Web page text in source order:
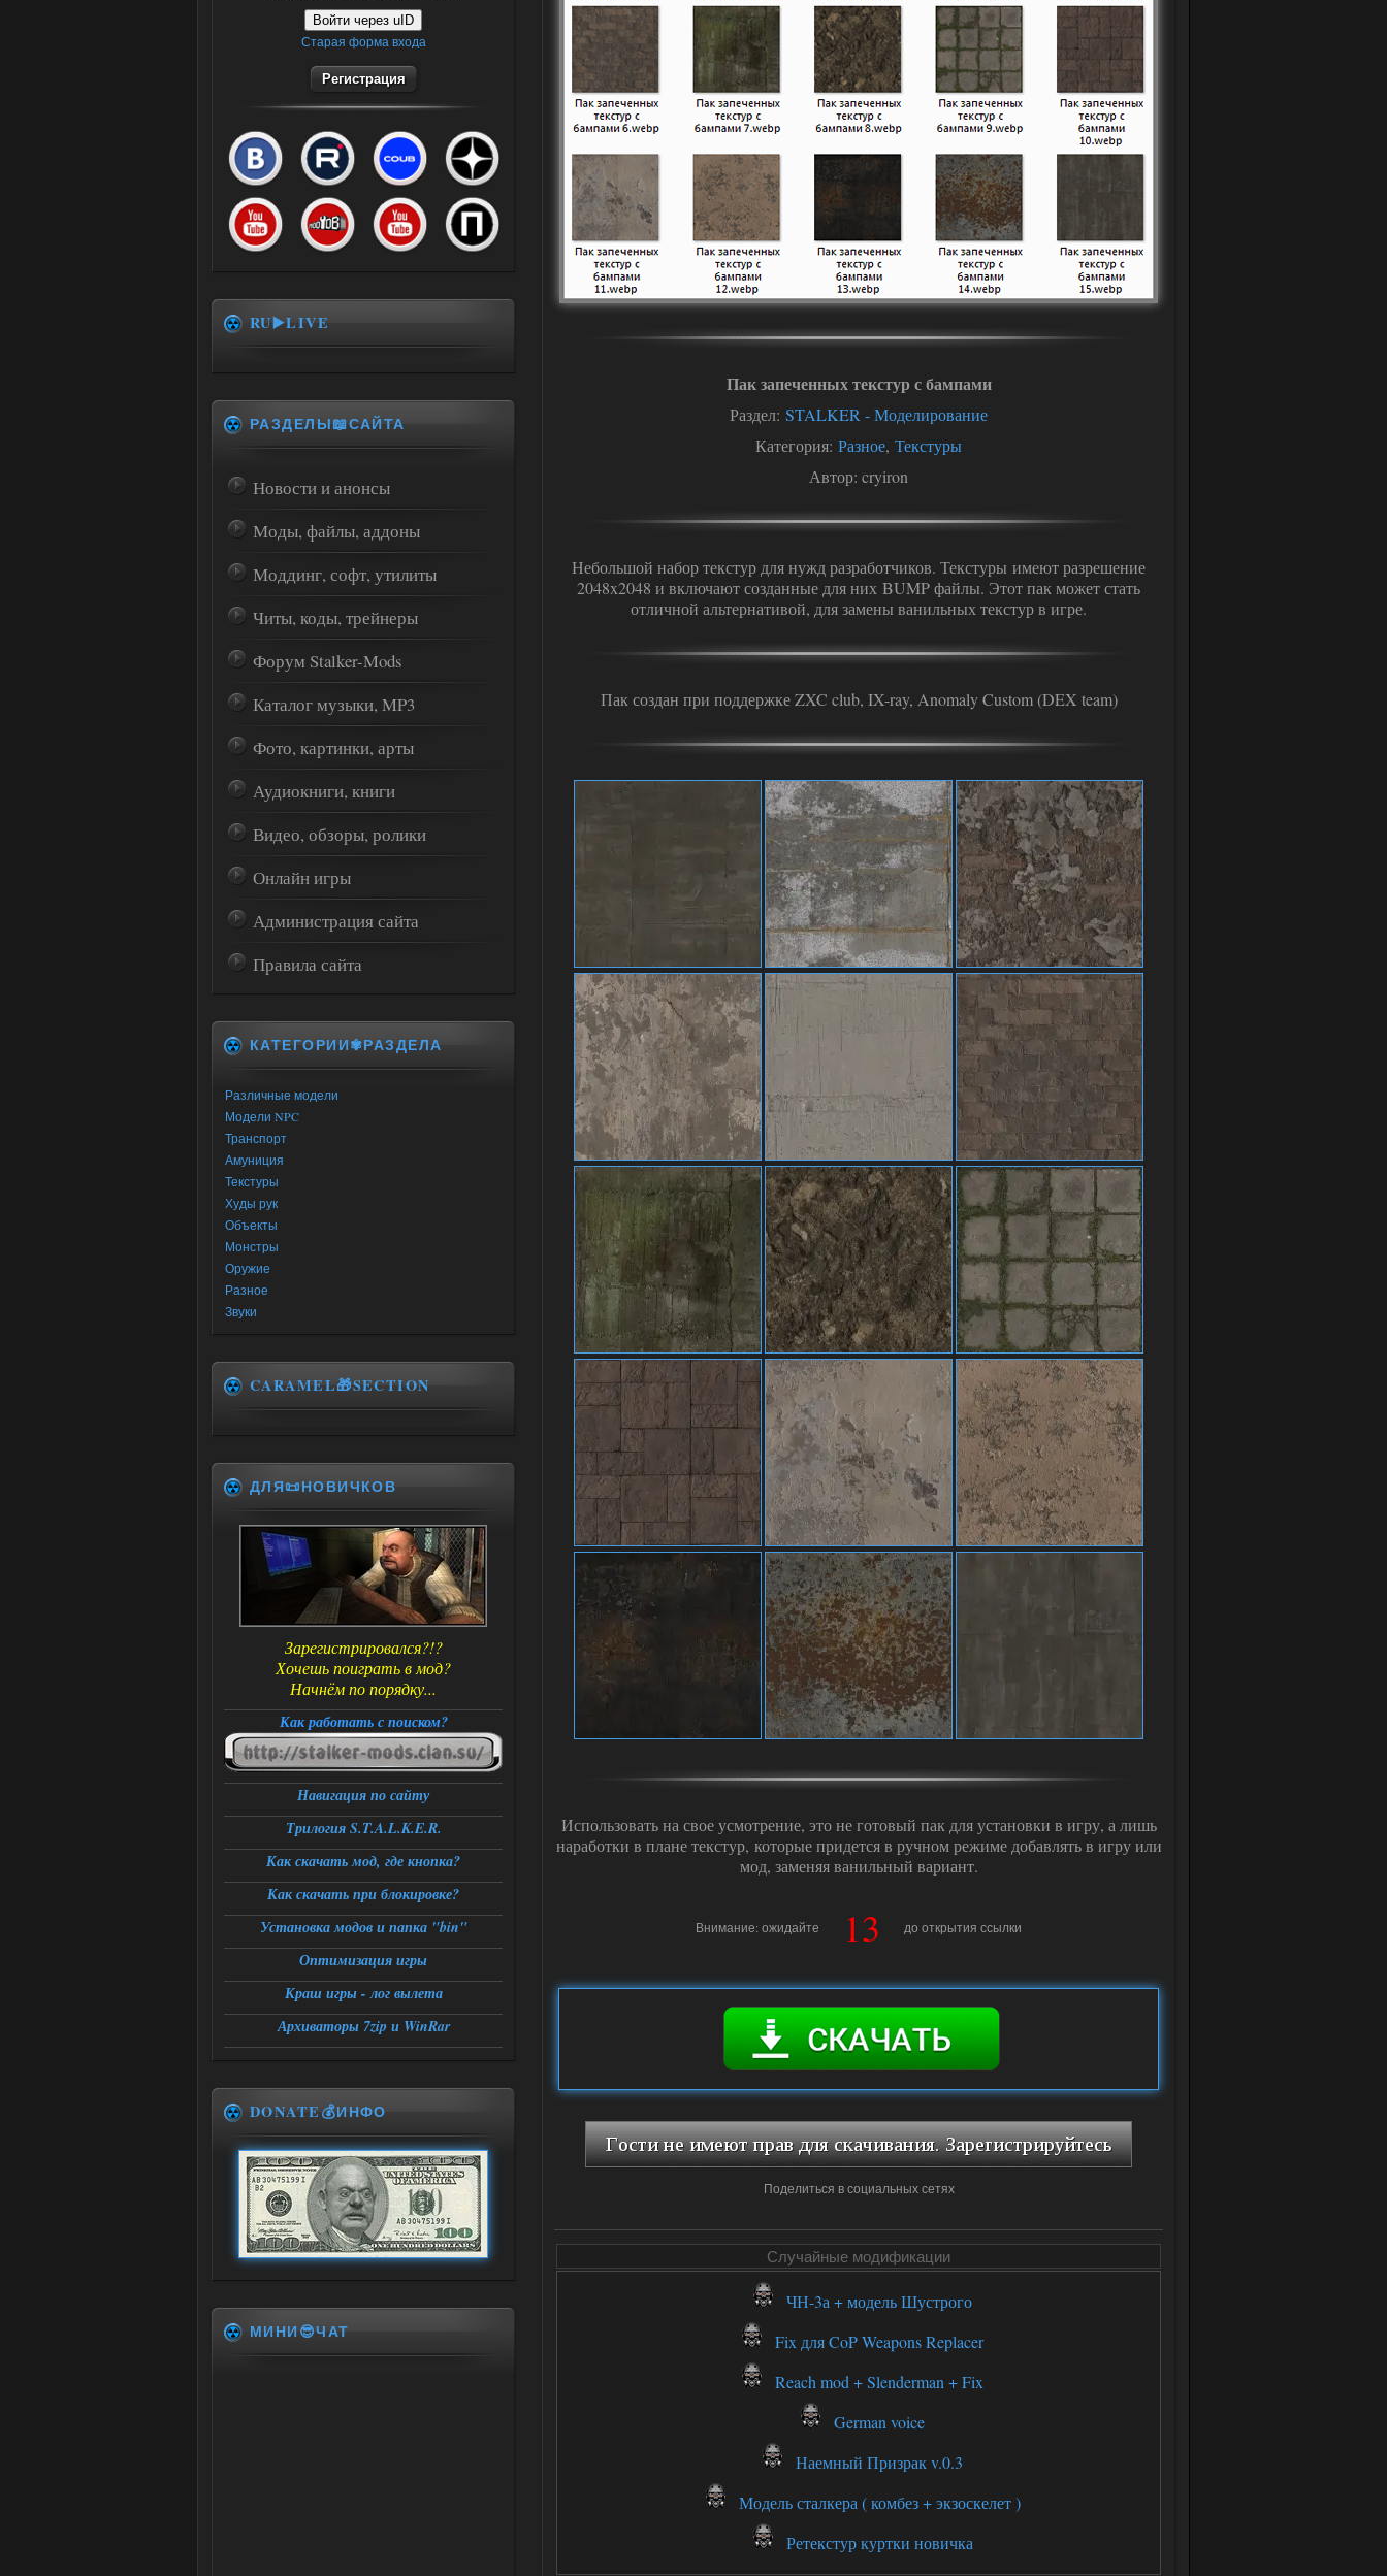
Пак запеченных текстур с бампами
Раздел: STALKER - Моделирование
Категория: Разное, Текстуры
Автор: cryiron
Небольшой набор текстур для нужд разработчиков. Текстуры имеют разрешение
2048x2048 и включают созданные для них BUMP файлы. Этот пак может стать
отличной альтернативой, для замены ванильных текстур в игре.
Пак создан при поддержке ZXC club, IX-ray, Anomaly Custom (DEX team)
Использовать на свое усмотрение, это не готовый пак для установки в игру, а лишь
наработки в плане текстур, которые придется в ручном режиме добавлять в игру или
мод, заменяя ванильный вариант.
Внимание: ожидайте 12 до открытия ссылки
Поделиться в социальных сетях
Случайные модификации
ЧН-3а + модель Шустрого
Fix для CoP Weapons Replacer
Reach mod + Slenderman + Fix
German voice
Наемный Призрак v.0.3
Модель сталкера ( комбез + экзоскелет )
Ретекстур куртки новичка
Войти через uID
Старая форма входа
Регистрация
RU▶️LIVE
РАЗДЕЛЫ📖САЙТА
Новости и анонсы
Моды, файлы, аддоны
Моддинг, софт, утилиты
Читы, коды, трейнеры
Форум Stalker-Mods
Каталог музыки, MP3
Фото, картинки, арты
Аудиокниги, книги
Видео, обзоры, ролики
Онлайн игры
Администрация сайта
Правила сайта
КАТЕГОРИИ✾РАЗДЕЛА
Различные модели
Модели NPC
Транспорт
Амуниция
Текстуры
Худы рук
Объекты
Монстры
Оружие
Разное
Звуки
CARAMEL🎁SECTION
ДЛЯ📜НОВИЧКОВ
Зарегистрировался?!?
Хочешь поиграть в мод?
Начнём по порядку...
Как работать с поиском?
Навигация по сайту
Трилогия S.T.A.L.K.E.R.
Как скачать мод, где кнопка?
Как скачать при блокировке?
Установка модов и папка "bin"
Оптимизация игры
Краш игры - лог вылета
Архиваторы 7zip и WinRar
DONATE💰ИНФО
МИНИ😎ЧАТ